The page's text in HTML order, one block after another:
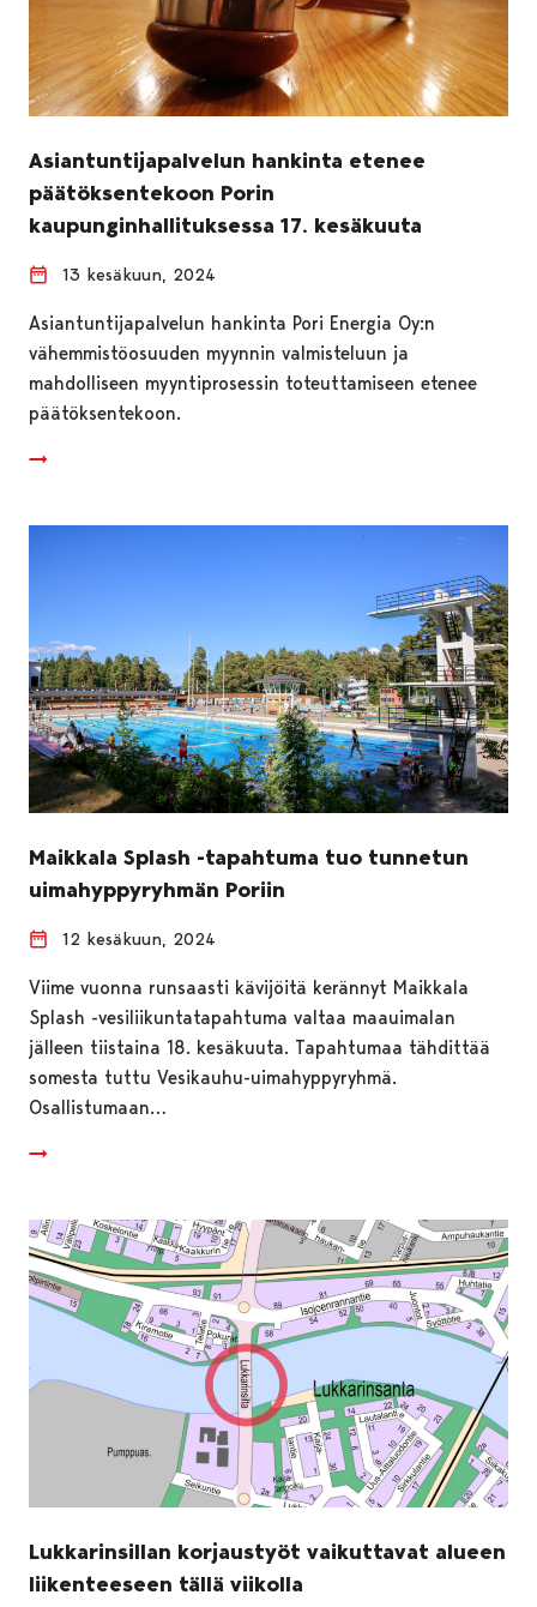
Asiantuntijapalvelun hankinta etenee
päätöksentekoon Porin
kaupunginhallituksessa 17. kesäkuuta
13 kesäkuun, 2024
Asiantuntijapalvelun hankinta Pori Energia Oy:n
vähemmistöosuuden myynnin valmisteluun ja
mahdolliseen myyntiprosessin toteuttamiseen etenee
päätöksentekoon.
Maikkala Splash -tapahtuma tuo tunnetun
uimahyppyryhmän Poriin
12 kesäkuun, 2024
Viime vuonna runsaasti kävijöitä kerännyt Maikkala
Splash -vesiliikuntatapahtuma valtaa maauimalan
jälleen tiistaina 18. kesäkuuta. Tapahtumaa tähdittää
somesta tuttu Vesikauhu-uimahyppyryhmä.
Osallistumaan…
Lukkarinsillan korjaustyöt vaikuttavat alueen
liikenteeseen tällä viikolla